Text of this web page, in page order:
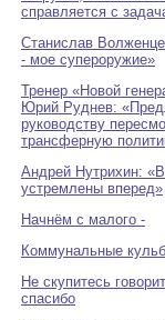
справляется с
Станислав
- мое супероружие»
Тренер «Новой
Юрий Руднев:
руководству
трансферную
Андрей Нутрихин:
устремлены вперед»
Начнём с малого -
Коммунальные
Не скупитесь
спасибо